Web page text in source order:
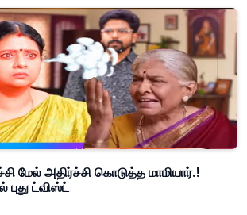
மேல் அதிர்ச்சி கொடுத்த மாமியார்.!
ட்விஸ்ட்